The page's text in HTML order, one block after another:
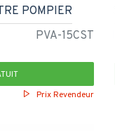
PVA-15CST
POMPIER
Prix Revendeur